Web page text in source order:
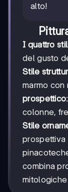
alto!
I quattro
del gusto
Stile
marmo con
prospettico
colonne,
Stile
prospettiva
combina